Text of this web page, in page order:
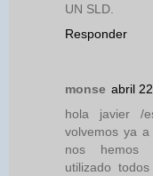
UN SLD.
Responder
monse abril
hola javier /
volvemos ya
nos hemos
utilizado